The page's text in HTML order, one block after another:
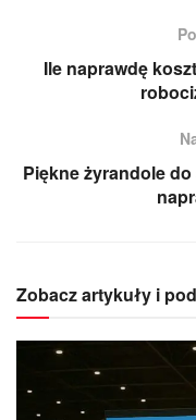
Ile naprawdę
Piękne żyrandole
Zobacz artykuły i